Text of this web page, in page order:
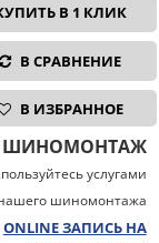
В 1 КЛИК
В СРАВНЕНИЕ
В ИЗБРАННОЕ
ШИНОМОНТАЖ
услугами
шиномонтажа
ONLINE ЗАПИСЬ НА